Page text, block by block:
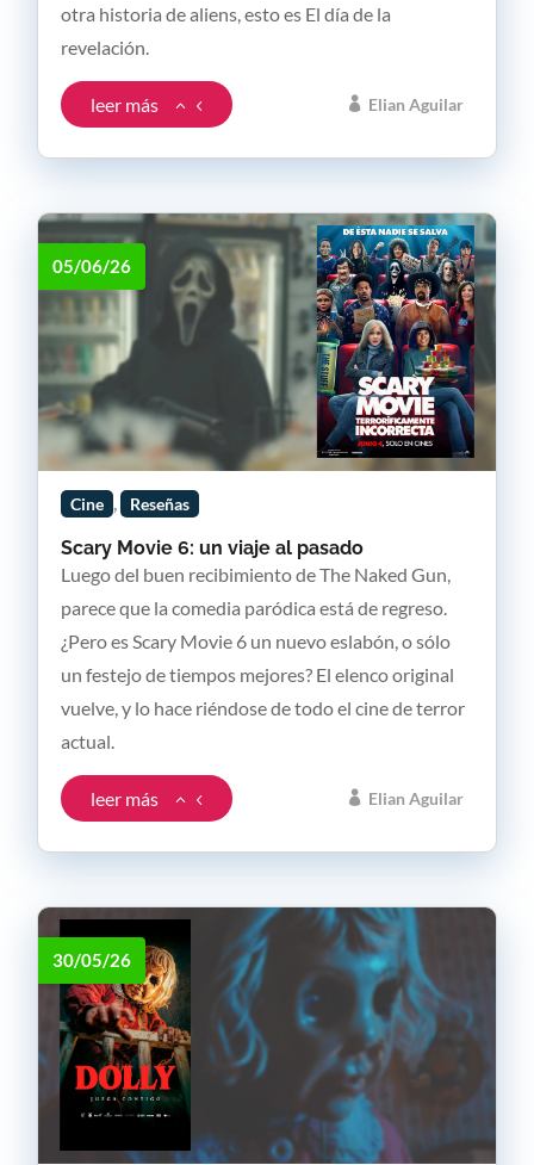
Elian Aguilar
otra historia de aliens, esto es El día de la
revelación.
leer más
Scary Movie 6: un viaje al pasado
Elian Aguilar
05/06/26
Cine Reseñas
Luego del buen recibimiento de The Naked Gun,
parece que la comedia paródica está de regreso.
¿Pero es Scary Movie 6 un nuevo eslabón, o sólo
un festejo de tiempos mejores? El elenco original
vuelve, y lo hace riéndose de todo el cine de terror
actual.
leer más
30/05/26